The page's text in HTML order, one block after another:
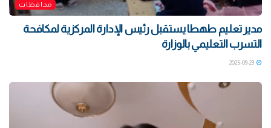
محافظات
مدير تعليم طهطا يستقبل رئيس الإدارة المركزية لمكافحة
التسرب التعليمي بالوزارة